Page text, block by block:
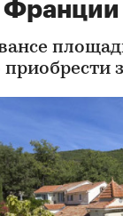
Франции